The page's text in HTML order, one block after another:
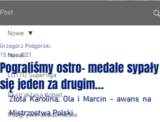
Post
Nowe
LOTTO Superliga
Ekstraklasa Kobiet
Rozgrywki akademickie
Nowe
Pograliśmy ostro- medale sypały
się jeden za drugim...
Grzegorz Podgórski
15 mar 2021
Złota Karolina, Ola i Marcin - awans na
Mistrzostwa Polski